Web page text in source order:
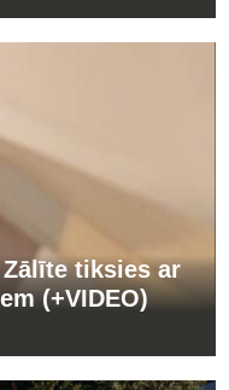
Zālīte tiksies ar
(+VIDEO)